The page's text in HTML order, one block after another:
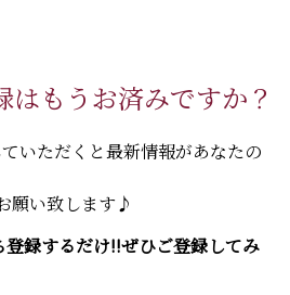
もうお済みですか？
いただくと最新情報があなたの
願い致します♪
録するだけ!!ぜひご登録してみ